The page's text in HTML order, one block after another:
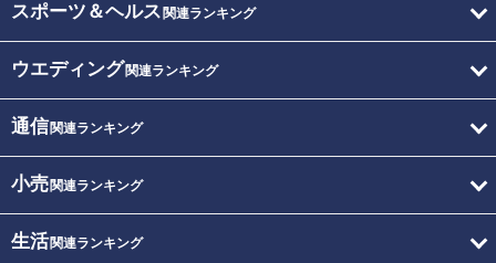
スポーツ＆ヘルス 関連ランキング
ウエディング関連ランキング
通信関連ランキング
小売関連ランキング
生活関連ランキング